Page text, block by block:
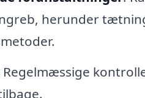
herunder
Regelmæssige